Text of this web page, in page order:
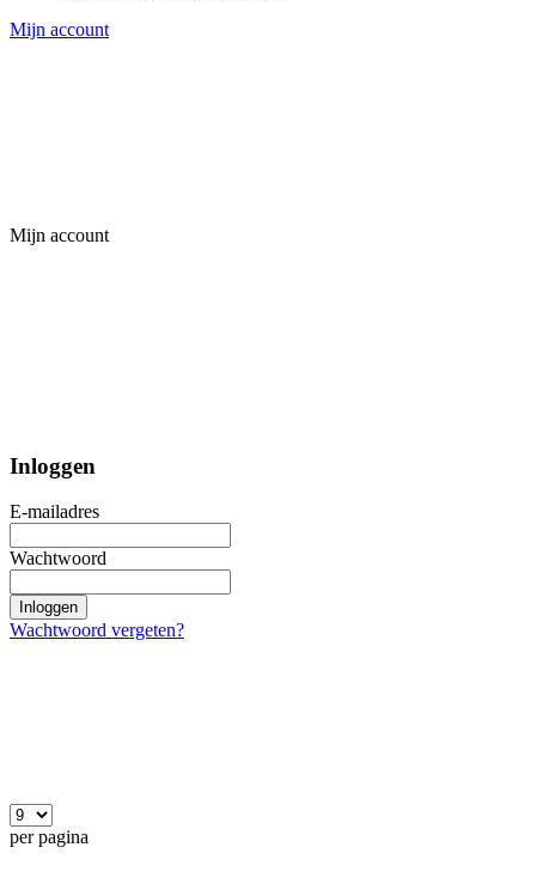
Mijn account
Mijn account
Inloggen
E-mailadres
Wachtwoord
Inloggen
Wachtwoord vergeten?
per pagina